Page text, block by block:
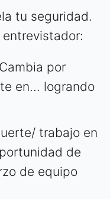
tu seguridad.
por
en... logrando
trabajo en
de
de equipo